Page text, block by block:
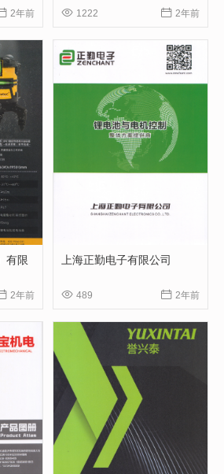
2年前  1222  2年前
有限
2年前
上海正勤电子有限公司
 489  2年前